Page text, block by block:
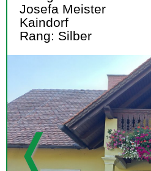
Josefa Meister
Kaindorf
Rang: Silber
❬